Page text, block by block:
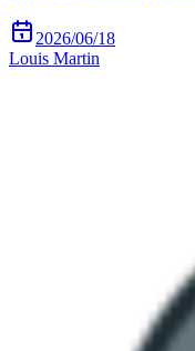
2026/06/18
Louis Martin